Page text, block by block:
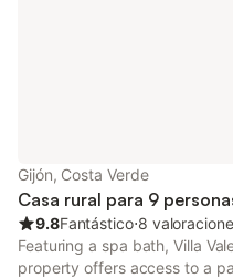
Gijón, Costa Verde
Casa rural para 9
9.8Fantástico⋅8
Featuring a spa bath, Villa
property offers access to a